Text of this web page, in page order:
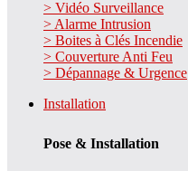
> Vidéo Surveillance
> Alarme Intrusion
> Boites à Clés Incendie
> Couverture Anti Feu
> Dépannage & Urgence
Installation
Pose & Installation